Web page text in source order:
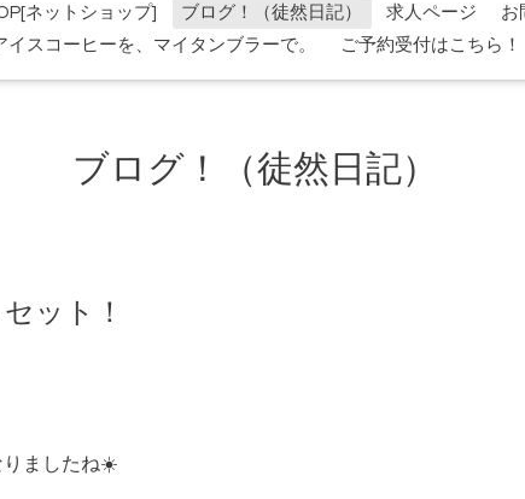
ネットショップ]
ブログ！（徒然日記） 求人ページ
お
イスコーヒーを、マイタンブラーで。
ご予約受付はこちら
ブログ！（徒然日記）
ット！
りましたね☀️